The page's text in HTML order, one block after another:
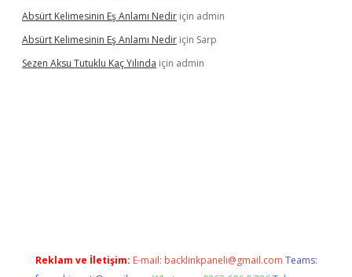
Absürt Kelimesinin Eş Anlamı Nedir için admin
Absürt Kelimesinin Eş Anlamı Nedir için Sarp
Sezen Aksu Tutuklu Kaç Yılında için admin
Reklam ve İletişim: E-mail: backlinkpaneli@gmail.com Teams: